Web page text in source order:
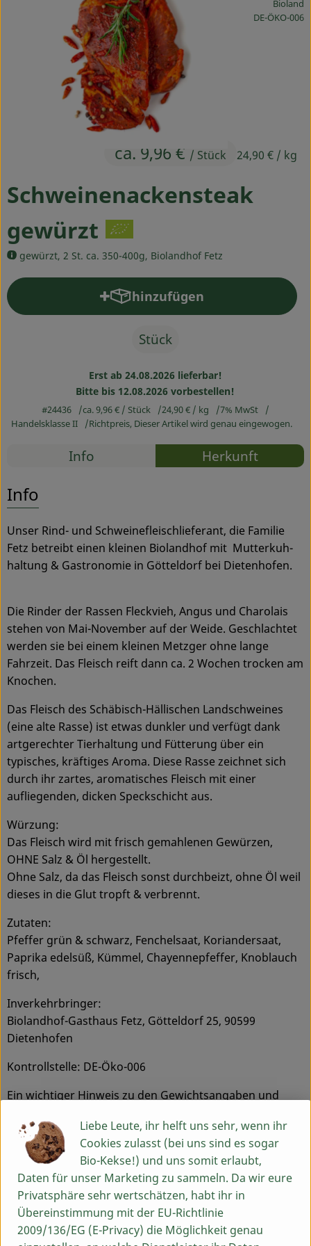
Obst & Gemüse
Kühltheke
Backwaren
Drogerie
Über uns
Schweinenackensteak
gewürzt
gewürzt, 2 St. ca. 350-400g, Biolandhof Fetz
ca. 9,96 € / Stück 24,90 € / kg
Bioland
,DE-ÖKO-006
hinzufügen
Produkt zum Warenkorb
Stück
Erst ab 24.08.2026 lieferbar!
Bitte bis 12.08.2026 vorbestellen!
#24436 ca. 9,96 € / Stück 24,90 € / kg
7% MwSt
Handelsklasse II
Richtpreis, Dieser Artikel wird genau eingewogen.
Rezepte
Info Herkunft
Info
Unser Rind- und Schweinefleischlieferant, die Familie
Fetz betreibt einen kleinen Biolandhof mit Mutterkuh-
haltung & Gastronomie in Götteldorf bei Dietenhofen.
Die Rinder der Rassen Fleckvieh, Angus und Charolais
stehen von Mai-November auf der Weide. Geschlachtet
werden sie bei einem kleinen Metzger ohne lange
Fahrzeit. Das Fleisch reift dann ca. 2 Wochen trocken am
Knochen.
Das Fleisch des Schäbisch-Hällischen Landschweines
(eine alte Rasse) ist etwas dunkler und verfügt dank
artgerechter Tierhaltung und Fütterung über ein
typisches, kräftiges Aroma. Diese Rasse zeichnet sich
durch ihr zartes, aromatisches Fleisch mit einer
aufliegenden, dicken Speckschicht aus.
Würzung:
Das Fleisch wird mit frisch gemahlenen Gewürzen,
OHNE Salz & Öl hergestellt.
Ohne Salz, da das Fleisch sonst durchbeizt, ohne Öl weil
dieses in die Glut tropft & verbrennt.
Zutaten:
Pfeffer grün & schwarz, Fenchelsaat, Koriandersaat,
Paprika edelsüß, Kümmel, Chayennepfeffer, Knoblauch
frisch,
Inverkehrbringer:
Biolandhof-Gasthaus Fetz, Götteldorf 25, 90599
Dietenhofen
Kontrollstelle: DE-Öko-006
Ein wichtiger Hinweis zu den Gewichtsangaben und
Bei den Gewichtsangaben handelt es sich um Circa-
Gewichte. Auch größere Abweichungen von den
Gewichtsangaben nach unten bzw. nach oben sind
naturgemäß möglich. Die Tiere werden weder gemästet
noch lässt man sie hungern. Dadurch kommen größere
Gewichtsschwankungen zu Stande, die im Vorfeld nicht
absehbar sind.
Liebe Leute, ihr helft uns sehr, wenn ihr
Cookies zulasst (bei uns sind es sogar
Bio-Kekse!) und uns somit erlaubt,
Daten für unser Marketing zu sammeln. Da wir eure
Privatsphäre sehr wertschätzen, habt ihr in
Übereinstimmung mit der EU-Richtlinie
2009/136/EG (E-Privacy) die Möglichkeit genau